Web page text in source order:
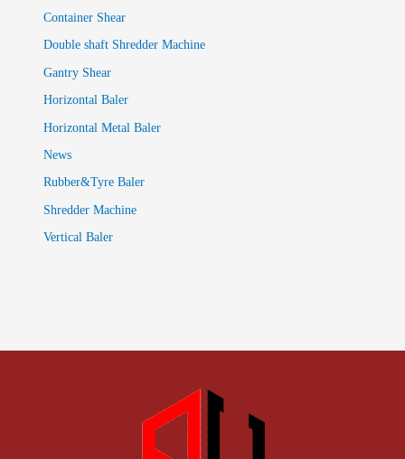
Container Shear
Double shaft Shredder Machine
Gantry Shear
Horizontal Baler
Horizontal Metal Baler
News
Rubber&Tyre Baler
Shredder Machine
Vertical Baler